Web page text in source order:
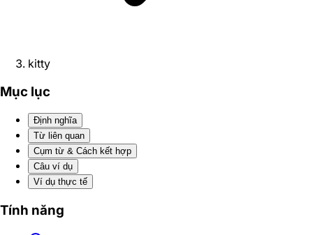
kitty
Mục lục
Định nghĩa
Từ liên quan
Cụm từ & Cách kết hợp
Câu ví dụ
Ví dụ thực tế
Tính năng